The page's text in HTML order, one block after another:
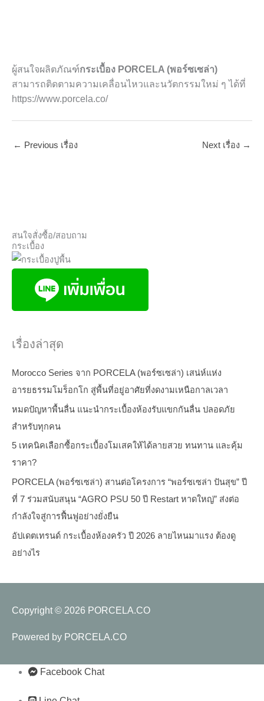
ผู้สนใจผลิตภัณฑ์กระเบื้อง PORCELA (พอร์ซเซล่า)
สามารถติดตามความเคลื่อนไหวและนวัตกรรมใหม่ ๆ ได้ที่
https://www.porcela.co/
← Previous เรื่อง Next เรื่อง →
สนใจสั่งซื้อ/สอบถาม
กระเบื้อง
เรื่องล่าสุด
Morocco Series จาก PORCELA (พอร์ซเซล่า) เสน่ห์แห่ง
อารยธรรมโมร็อกโก สู่พื้นที่อยู่อาศัยที่งดงามเหนือกาลเวลา
หมดปัญหาพื้นลื่น แนะนำกระเบื้องห้องรับแขกกันลื่น ปลอดภัย
สำหรับทุกคน
5 เทคนิคเลือกซื้อกระเบื้องโมเสคให้ได้ลายสวย ทนทาน และคุ้ม
ราคา?
PORCELA (พอร์ซเซล่า) สานต่อโครงการ “พอร์ซเซล่า ปันสุข” ปี
ที่ 7 ร่วมสนับสนุน “AGRO PSU 50 ปี Restart หาดใหญ่” ส่งต่อ
กำลังใจสู่การฟื้นฟูอย่างยั่งยืน
อัปเดตเทรนด์ กระเบื้องห้องครัว ปี 2026 ลายไหนมาแรง ต้องดู
อย่างไร
Copyright © 2026 PORCELA.CO
Powered by PORCELA.CO
Facebook Chat